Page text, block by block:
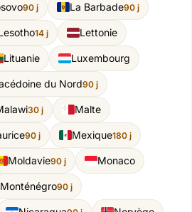
90 j La Barbade90 j
14 j Lettonie
Lituanie Luxembourg
du Nord90 j
30 j Malte
90 j Mexique180 j
Moldavie90 j Monaco
Monténégro90 j